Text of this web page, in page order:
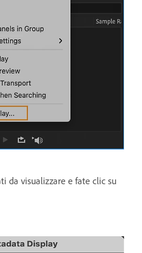
da visualizzare e fate clic su